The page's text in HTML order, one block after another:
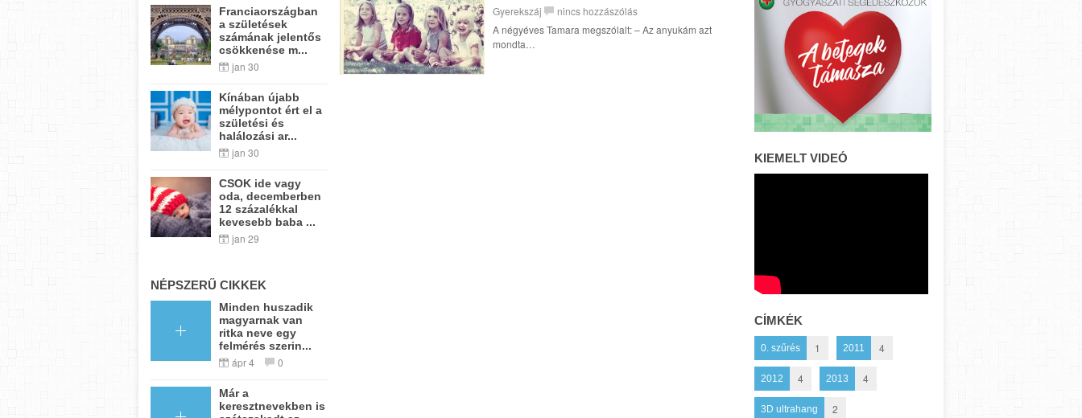
Gyerekszáj
nincs hozzászólás
A négyéves Tamara megszólalt: – Az anyukám azt
mondta…
Franciaországban
a születések
számának jelentős
csökkenése m...
jan 30
Kínában újabb
mélypontot ért el a
születési és
halálozási ar...
jan 30
CSOK ide vagy
oda, decemberben
12 százalékkal
kevesebb baba ...
jan 29
NÉPSZERŰ CIKKEK
Minden huszadik
magyarnak van
ritka neve egy
felmérés szerin...
ápr 4 0
Már a
keresztnevekben is
KIEMELT VIDEÓ
CÍMKÉK
0. szűrés 1 2011 4
2012 4 2013 4
3D ultrahang 2